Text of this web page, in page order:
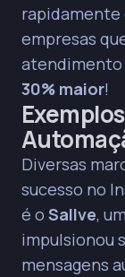
rapidamente
empresas
atendimento
30% maior!
Diversas
sucesso no
é o Sallve,
impulsionou
mensagens